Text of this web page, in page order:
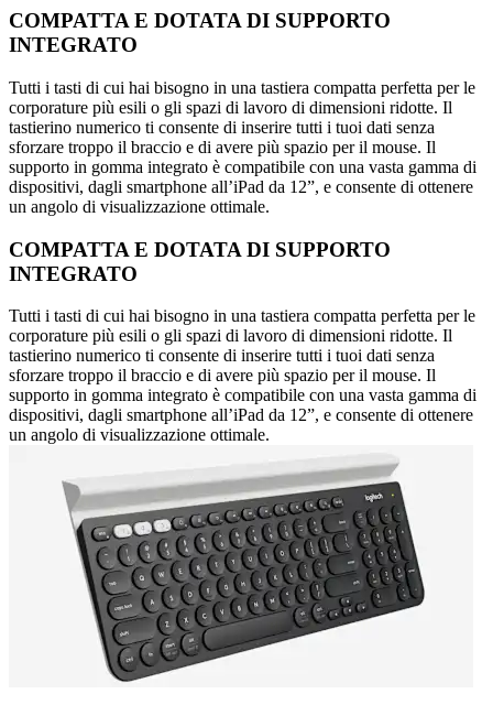
COMPATTA E DOTATA DI SUPPORTO
INTEGRATO
Tutti i tasti di cui hai bisogno in una tastiera compatta perfetta per le
corporature più esili o gli spazi di lavoro di dimensioni ridotte. Il
tastierino numerico ti consente di inserire tutti i tuoi dati senza
sforzare troppo il braccio e di avere più spazio per il mouse. Il
supporto in gomma integrato è compatibile con una vasta gamma di
dispositivi, dagli smartphone all’iPad da 12”, e consente di ottenere
un angolo di visualizzazione ottimale.
COMPATTA E DOTATA DI SUPPORTO
INTEGRATO
Tutti i tasti di cui hai bisogno in una tastiera compatta perfetta per le
corporature più esili o gli spazi di lavoro di dimensioni ridotte. Il
tastierino numerico ti consente di inserire tutti i tuoi dati senza
sforzare troppo il braccio e di avere più spazio per il mouse. Il
supporto in gomma integrato è compatibile con una vasta gamma di
dispositivi, dagli smartphone all’iPad da 12”, e consente di ottenere
un angolo di visualizzazione ottimale.